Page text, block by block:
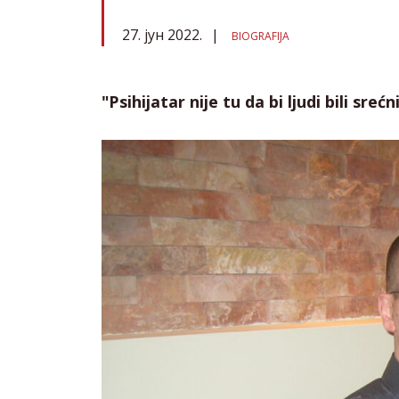
27. јун 2022. BIOGRAFIJA
"Psihijatar nije tu da bi ljudi bili